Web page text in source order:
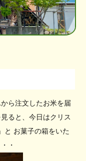
ら注文したお米を届
ると、今日はクリス
と お菓子の箱をいた
・